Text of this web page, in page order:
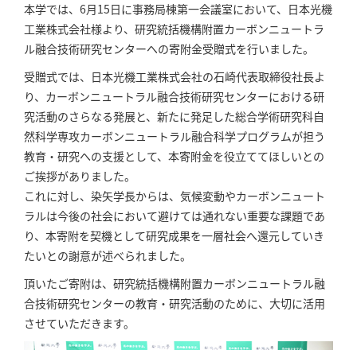
本学では、6月15日に事務局棟第一会議室において、日本光機
工業株式会社様より、研究統括機構附置カーボンニュートラ
ル融合技術研究センターへの寄附金受贈式を行いました。
受贈式では、日本光機工業株式会社の石崎代表取締役社長よ
り、カーボンニュートラル融合技術研究センターにおける研
究活動のさらなる発展と、新たに発足した総合学術研究科自
然科学専攻カーボンニュートラル融合科学プログラムが担う
教育・研究への支援として、本寄附金を役立ててほしいとの
ご挨拶がありました。
これに対し、染矢学長からは、気候変動やカーボンニュート
ラルは今後の社会において避けては通れない重要な課題であ
り、本寄附を契機として研究成果を一層社会へ還元していき
たいとの謝意が述べられました。
頂いたご寄附は、研究統括機構附置カーボンニュートラル融
合技術研究センターの教育・研究活動のために、大切に活用
させていただきます。